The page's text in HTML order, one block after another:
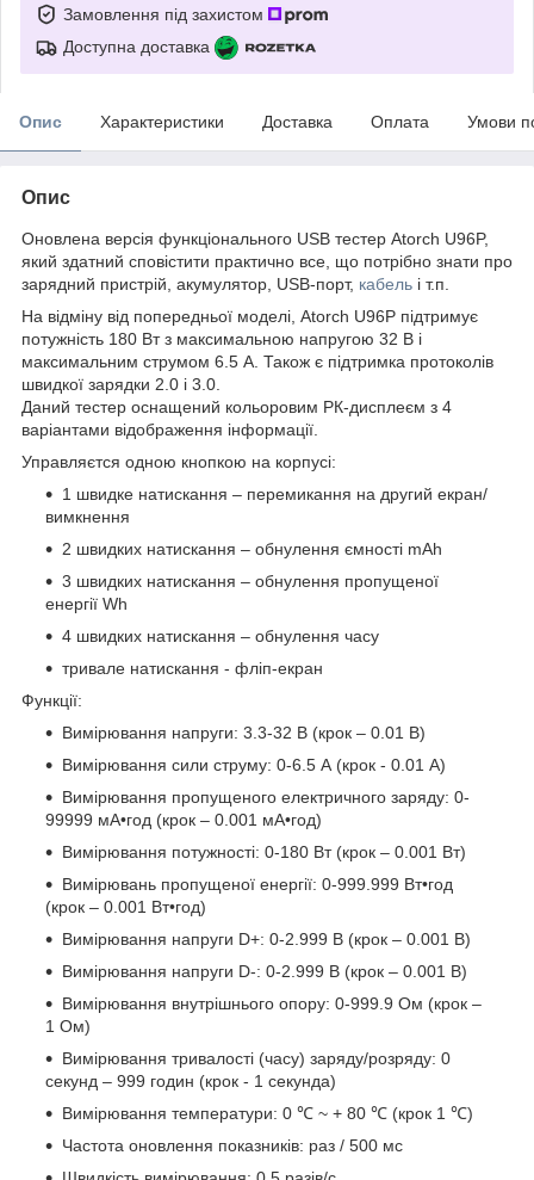
Замовлення під захистом
Доступна доставка
Опис Характеристики Доставка Оплата Умови
Опис
Оновлена версія функціонального USB тестер Atorch U96P,
який здатний сповістити практично все, що потрібно знати про
зарядний пристрій, акумулятор, USB-порт, кабель і т.п.
На відміну від попередньої моделі, Atorch U96P підтримує
потужність 180 Вт з максимальною напругою 32 В і
максимальним струмом 6.5 А. Також є підтримка протоколів
швидкої зарядки 2.0 і 3.0.
Даний тестер оснащений кольоровим РК-дисплеєм з 4
варіантами відображення інформації.
Управляєтся одною кнопкою на корпусі:
1 швидке натискання – перемикання на другий екран/
вимкнення
2 швидких натискання – обнулення ємності mAh
3 швидких натискання – обнулення пропущеної
енергії Wh
4 швидких натискання – обнулення часу
тривале натискання - фліп-екран
Функції:
Вимірювання напруги: 3.3-32 В (крок – 0.01 В)
Вимірювання сили струму: 0-6.5 А (крок - 0.01 А)
Вимірювання пропущеного електричного заряду: 0-
99999 мА•год (крок – 0.001 мА•год)
Вимірювання потужності: 0-180 Вт (крок – 0.001 Вт)
Вимірювань пропущеної енергії: 0-999.999 Вт•год
(крок – 0.001 Вт•год)
Вимірювання напруги D+: 0-2.999 В (крок – 0.001 В)
Вимірювання напруги D-: 0-2.999 В (крок – 0.001 В)
Вимірювання внутрішнього опору: 0-999.9 Ом (крок –
1 Ом)
Вимірювання тривалості (часу) заряду/розряду: 0
секунд – 999 годин (крок - 1 секунда)
Вимірювання температури: 0 ℃ ~ + 80 ℃ (крок 1 ℃)
Частота оновлення показників: раз / 500 мс